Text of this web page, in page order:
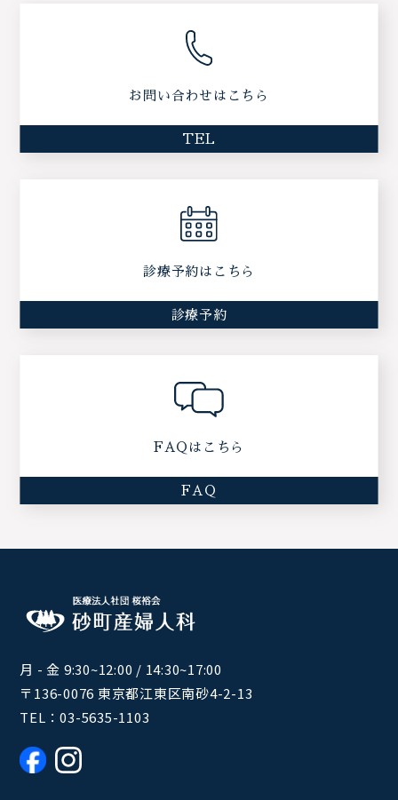
お問い合わせはこちら
TEL
診療予約はこちら
診療予約
FAQはこちら
FAQ
月 - 金 9:30~12:00 / 14:30~17:00
〒136-0076 東京都江東区南砂4-2-13
TEL：03-5635-1103